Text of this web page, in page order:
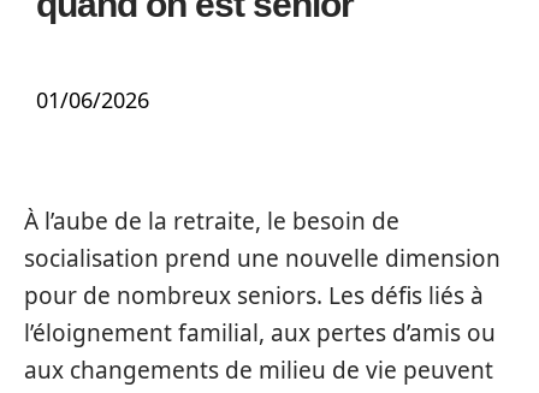
01/06/2026
À l’aube de la retraite, le besoin de
socialisation prend une nouvelle dimension
pour de nombreux seniors. Les défis liés à
l’éloignement familial, aux pertes d’amis ou
aux changements de milieu de vie peuvent